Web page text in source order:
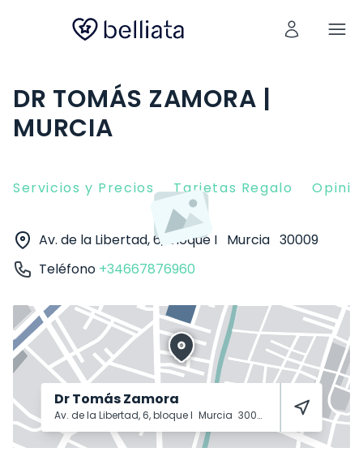
DR TOMÁS ZAMORA |
MURCIA
Servicios y Precios Tarjetas Regalo
Av. de la Libertad, 6, bloque I Murcia 30009
Teléfono +34667876960
Dr Tomás Zamora
Av. de la Libertad, 6, bloque I Murcia 30009